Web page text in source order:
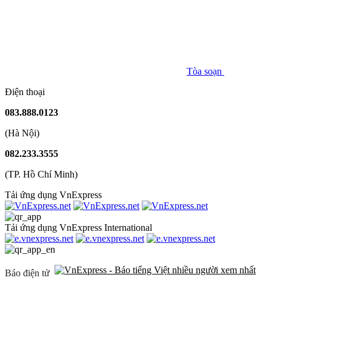
Tòa soạn
Điện thoại
083.888.0123
(Hà Nội)
082.233.3555
(TP. Hồ Chí Minh)
Tải ứng dụng VnExpress
Tải ứng dụng VnExpress International
Báo điện tử